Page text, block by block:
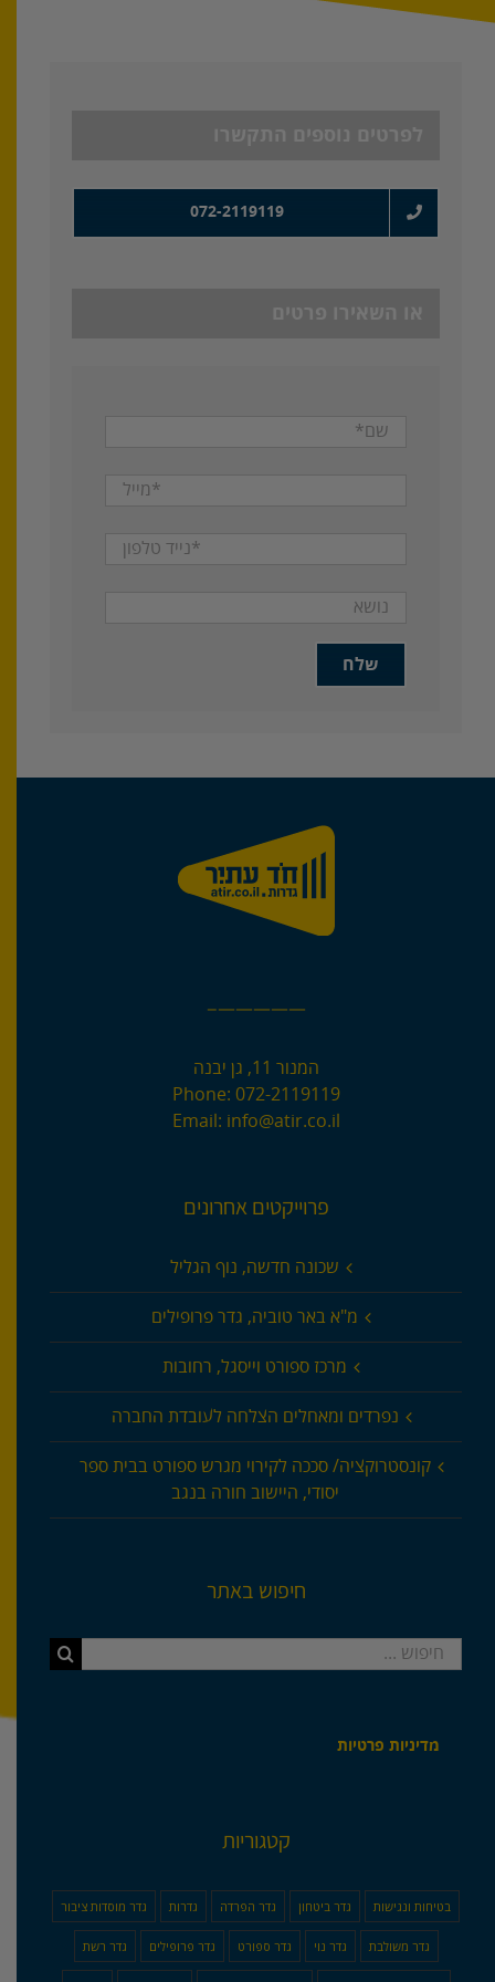
072-2119119
—————–
המנור 11, גן יבנה
Phone: 072-2119119
Email: info@atir.co.il
פרוייקטים אחרונים
שכונה חדשה, נוף הגליל
מ"א באר טוביה, גדר פרופילים
מרכז ספורט וייסגל, רחובות
נפרדים ומאחלים הצלחה לעובדת החברה
קונסטרוקציה/ סככה לקירוי מגרש ספורט בבית ספר
יסודי, היישוב חורה בנגב
חיפוש באתר
חיפוש...
מדיניות פרטיות
קטגוריות
בטיחות ונגישות גדר ביטחון גדר הפרדה גדרות גדר מוסדות ציבור
גדר משולבת גדר נוי גדר ספורט גדר פרופילים גדר רשת